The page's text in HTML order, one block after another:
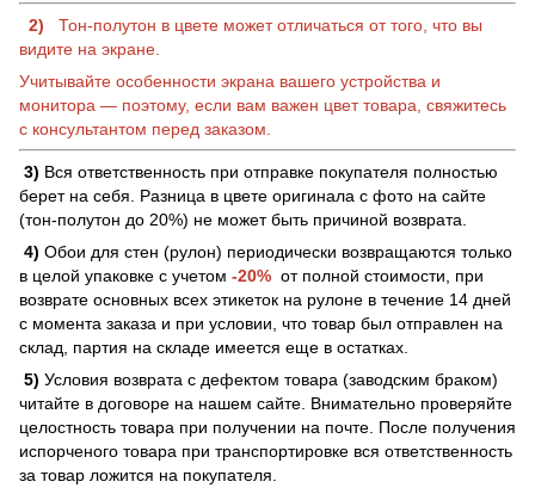
2)
Тон-полутон в цвете может отличаться от того, что вы
видите на экране.
Учитывайте особенности экрана вашего устройства и
монитора — поэтому, если вам важен цвет товара, свяжитесь
с консультантом перед заказом.
3) Вся ответственность при отправке покупателя полностью
берет на себя. Разница в цвете оригинала с фото на сайте
(тон-полутон до 20%) не может быть причиной возврата.
4) Обои для стен (рулон) периодически возвращаются только
в целой упаковке с учетом -20% от полной стоимости, при
возврате основных всех этикеток на рулоне в течение 14 дней
с момента заказа и при условии, что товар был отправлен на
склад, партия на складе имеется еще в остатках.
5) Условия возврата с дефектом товара (заводским браком)
читайте в договоре на нашем сайте. Внимательно проверяйте
целостность товара при получении на почте. После получения
испорченого товара при транспортировке вся ответственность
за товар ложится на покупателя.